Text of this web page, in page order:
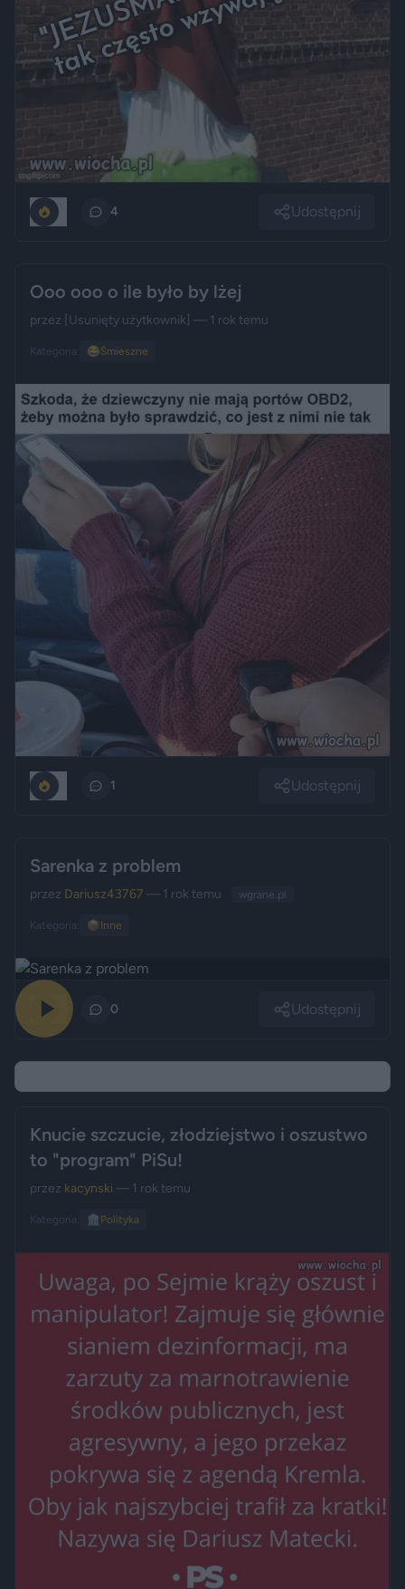
4 Udostępnij
Ooo ooo o ile było by lżej
przez [Usunięty użytkownik] — 1 rok temu
Kategoria: 😂Śmieszne
1 Udostępnij
Sarenka z problem
przez Dariusz43767 — 1 rok temu wgrane.pl
Kategoria: 📦 Inne
0 Udostępnij
Knucie szczucie, złodziejstwo i oszustwo
to "program" PiSu!
przez kacynski — 1 rok temu
Kategoria: 🏛️ Polityka